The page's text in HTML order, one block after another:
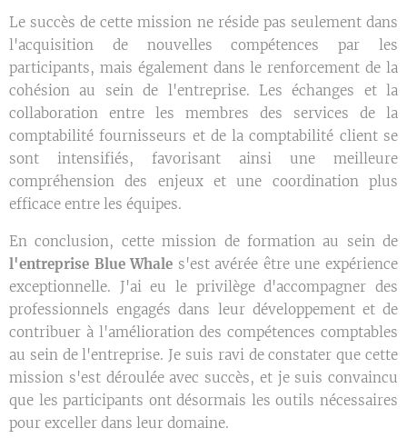
Le succès de cette mission ne réside pas seulement dans
l'acquisition de nouvelles compétences par les
participants, mais également dans le renforcement de la
cohésion au sein de l'entreprise. Les échanges et la
collaboration entre les membres des services de la
comptabilité fournisseurs et de la comptabilité client se
sont intensifiés, favorisant ainsi une meilleure
compréhension des enjeux et une coordination plus
efficace entre les équipes.
En conclusion, cette mission de formation au sein de
l'entreprise Blue Whale s'est avérée être une expérience
exceptionnelle. J'ai eu le privilège d'accompagner des
professionnels engagés dans leur développement et de
contribuer à l'amélioration des compétences comptables
au sein de l'entreprise. Je suis ravi de constater que cette
mission s'est déroulée avec succès, et je suis convaincu
que les participants ont désormais les outils nécessaires
pour exceller dans leur domaine.